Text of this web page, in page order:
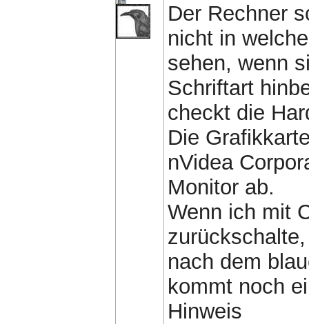
Der Rechner
nicht in
sehen, wenn
Schriftart
checkt die
Die
nVidea
Monitor ab.
Wenn ich mit
nach dem
kommt noch
Hinweis